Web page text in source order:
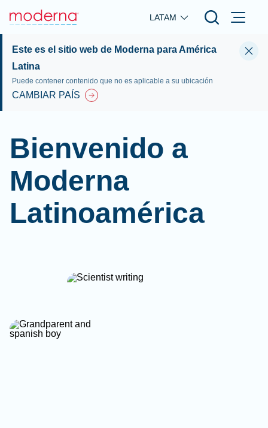
Skip to main content
LATAM
Este es el sitio web de Moderna para América
Latina
Puede contener contenido que no es aplicable a su ubicación
CAMBIAR PAÍS
Bienvenido a
Moderna
Latinoamérica